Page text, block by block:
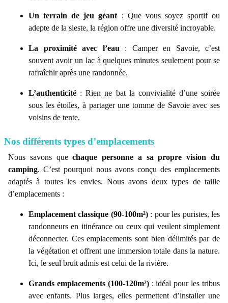
Un terrain de jeu géant : Que vous soyez sportif ou
adepte de la sieste, la région offre une diversité incroyable.
La proximité avec l’eau : Camper en Savoie, c’est
souvent avoir un lac à quelques minutes seulement pour se
rafraîchir après une randonnée.
L’authenticité : Rien ne bat la convivialité d’une soirée
sous les étoiles, à partager une tomme de Savoie avec ses
voisins de tente.
Nos différents types d’emplacements
Nous savons quechaque personne a sa propre vision du
camping. C’est pourquoi nous avons conçu des emplacements
adaptés à toutes les envies. Nous avons deux types de taille
d’emplacements :
Emplacement classique (90-100m²): pour les puristes, les
randonneurs en itinérance ou ceux qui veulent simplement
déconnecter. Ces emplacements sont bien délimités par de
la végétation et offrent une immersion totale dans la nature.
Ici, le seul bruit admis est celui de la rivière.
Grands emplacements (100-120m²): idéal pour les tribus
avec enfants. Plus larges, elles permettent d’installer une